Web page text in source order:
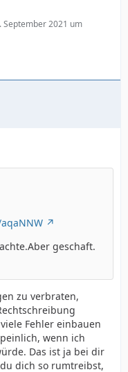
September 2021 um
geschaft.
zu verbraten,
Fehler einbauen
wenn ich
Das ist ja bei dir
dich so rumtreibst,